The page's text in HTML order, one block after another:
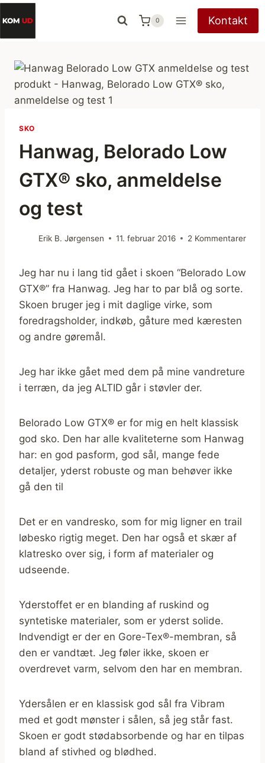
Fortsæt
til
indhold
0 Kontakt
SKO
Hanwag, Belorado Low
GTX® sko, anmeldelse
og test
Erik B. Jørgensen 11. februar 2016 2 Kommentarer
Jeg har nu i lang tid gået i skoen “Belorado Low
GTX®” fra Hanwag. Jeg har to par blå og sorte.
Skoen bruger jeg i mit daglige virke, som
foredragsholder, indkøb, gåture med kæresten
og andre gøremål.
Jeg har ikke gået med dem på mine vandreture
i terræn, da jeg ALTID går i støvler der.
Belorado Low GTX® er for mig en helt klassisk
god sko. Den har alle kvaliteterne som Hanwag
har: en god pasform, god sål, mange fede
detaljer, yderst robuste og man behøver ikke
gå den til
Det er en vandresko, som for mig ligner en trail
løbesko rigtig meget. Den har også et skær af
klatresko over sig, i form af materialer og
udseende.
Yderstoffet er en blanding af ruskind og
syntetiske materialer, som er yderst solide.
Indvendigt er der en Gore-Tex®-membran, så
den er vandtæt. Jeg føler ikke, skoen er
overdrevet varm, selvom den har en membran.
Ydersålen er en klassisk god sål fra Vibram
med et godt mønster i sålen, så jeg står fast.
Skoen er godt stødabsorbende og har en tilpas
bland af stivhed og blødhed.